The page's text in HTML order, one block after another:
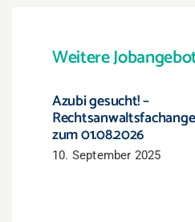
Weitere
Azubi gesucht! –
zum 01.08.2026
10. September 2025